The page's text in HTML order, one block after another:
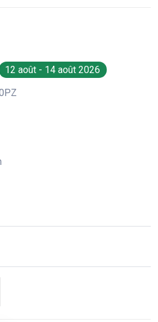
12 août - 14 août 2026